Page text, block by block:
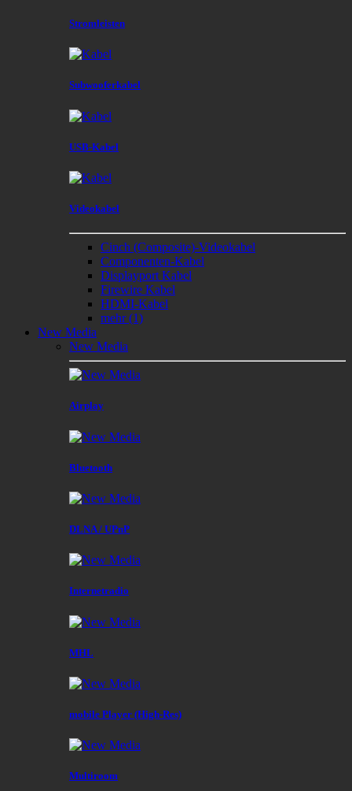
Stromleisten
Subwooferkabel
USB-Kabel
Videokabel
Cinch (Composite)-Videokabel
Componenten-Kabel
Displayport Kabel
Firewire Kabel
HDMI-Kabel
mehr(1)
New Media
New Media
Airplay
Bluetooth
DLNA / UPnP
Internetradio
MHL
mobile Player (High-Res)
Multiroom